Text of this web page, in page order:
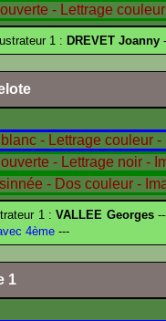
1 : DREVET Joanny
1 :VALLEE Georges
4ème ---
1